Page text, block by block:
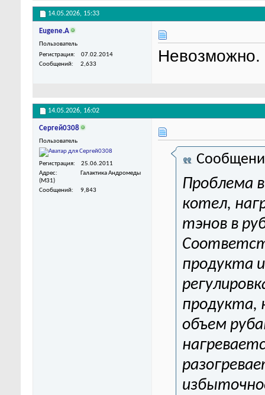
14.05.2026, 15:33
Eugene.A
Пользователь
Регистрация
07.02.2014
Сообщений
2,633 Невозможно.
14.05.2026, 16:02
Сергей0308
Пользователь
Регистрация
25.06.2011
Адрес
Галактика Андромеды
(M31)
Сообщений
9,843
Проблема
котел,
тэнов в
продукта
продукта,
объем